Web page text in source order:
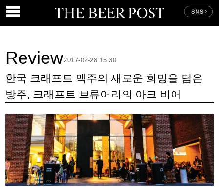
Review
한국 크래프트 맥주의 새로운 희망을 담은
방주, 크래프트 브류어리의 아크 비어
2017-02-28 15:30